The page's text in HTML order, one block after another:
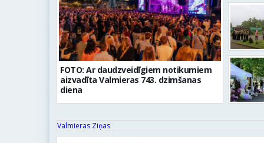
FOTO: Ar daudzveidīgiem notikumiem
aizvadīta Valmieras 743. dzimšanas
diena
Valmieras Ziņas